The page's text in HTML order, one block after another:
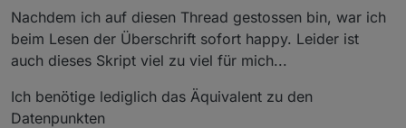
Nachdem ich auf diesen Thread gestossen bin, war ich
beim Lesen der Überschrift sofort happy. Leider ist
auch dieses Skript viel zu viel für mich...
Ich benötige lediglich das Äquivalent zu den
Datenpunkten